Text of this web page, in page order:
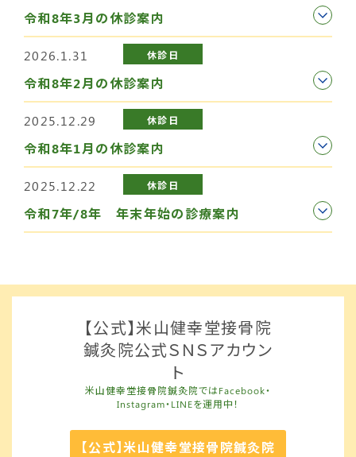
令和8年3月の休診案内
2026.1.31 休診日
令和8年2月の休診案内
2025.12.29 休診日
令和8年1月の休診案内
2025.12.22 休診日
令和7年/8年 年末年始の診療案内
【公式】米山健幸堂接骨院
鍼灸院公式ＳＮＳアカウン
ト
米山健幸堂接骨院鍼灸院ではFacebook・
Instagram・LINEを運用中！
【公式】米山健幸堂接骨院鍼灸院